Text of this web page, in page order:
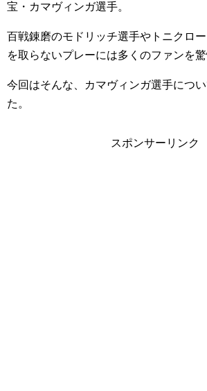
宝・カマヴィンガ選手。
百戦錬磨のモドリッチ選手やトニクロ
を取らないプレーには多くのファンを驚
今回はそんな、カマヴィンガ選手につ
た。
スポンサーリンク